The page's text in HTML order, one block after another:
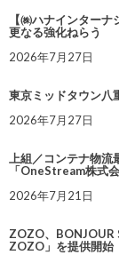
【㈱ハナインター
更なる強化ねらう
2026年7月27日
東京ミッドタウン八
2026年7月27日
上組／コンテナ物流
「OneStream株式
2026年7月21日
ZOZO、BONJOUR
ZOZO」を提供開始